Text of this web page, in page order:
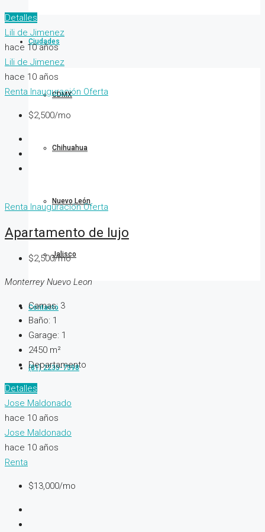
Ciudades
CDMX
Chihuahua
Nuevo León
Jalisco
Contacto
(81) 2235-7398
Detalles
Lili de Jimenez
hace 10 años
Lili de Jimenez
hace 10 años
Renta Inauguración Oferta
$2,500/mo
Renta InauguraciónOferta
Apartamento de lujo
$2,500/mo
Monterrey Nuevo Leon
Camas: 3
Baño: 1
Garage: 1
2450 m²
Departamento
Detalles
Jose Maldonado
hace 10 años
Jose Maldonado
hace 10 años
Renta
$13,000/mo